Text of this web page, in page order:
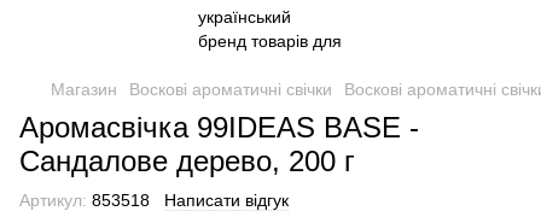
Магазин Воскові ароматичні свічки Воскові ароматичні
Аромасвічка 99IDEAS BASE -
Сандалове дерево, 200 г
Артикул: 853518 Написати відгук